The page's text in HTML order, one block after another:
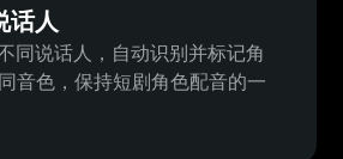
话人
同说话人，自动识别并标记角
音色，保持短剧角色配音的一